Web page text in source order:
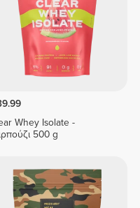
Whey Isolate -
500 g